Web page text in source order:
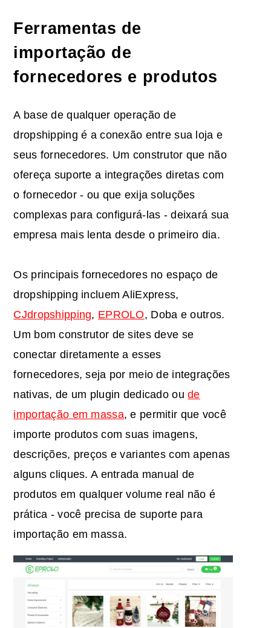
Ferramentas de
importação de
fornecedores e produtos
A base de qualquer operação de
dropshipping é a conexão entre sua loja e
seus fornecedores. Um construtor que não
ofereça suporte a integrações diretas com
o fornecedor - ou que exija soluções
complexas para configurá-las - deixará sua
empresa mais lenta desde o primeiro dia.
Os principais fornecedores no espaço de
dropshipping incluem AliExpress,
CJdropshipping, EPROLO, Doba e outros.
Um bom construtor de sites deve se
conectar diretamente a esses
fornecedores, seja por meio de integrações
nativas, de um plugin dedicado oude
importação em massa, e permitir que você
importe produtos com suas imagens,
descrições, preços e variantes com apenas
alguns cliques. A entrada manual de
produtos em qualquer volume real não é
prática - você precisa de suporte para
importação em massa.